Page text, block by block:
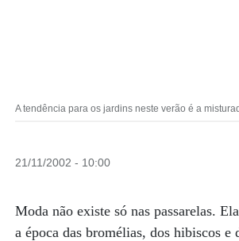
A tendência para os jardins neste verão é a
21/11/2002 - 10:00
Moda não existe só nas passarelas.
a época das bromélias, dos hibiscos